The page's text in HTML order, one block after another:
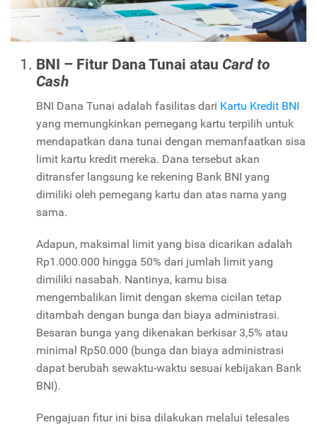
BNI – Fitur Dana Tunai atau Card to
Cash
BNI Dana Tunai adalah fasilitas dari Kartu Kredit BNI
yang memungkinkan pemegang kartu terpilih untuk
mendapatkan dana tunai dengan memanfaatkan sisa
limit kartu kredit mereka. Dana tersebut akan
ditransfer langsung ke rekening Bank BNI yang
dimiliki oleh pemegang kartu dan atas nama yang
sama.
Adapun, maksimal limit yang bisa dicarikan adalah
Rp1.000.000 hingga 50% dari jumlah limit yang
dimiliki nasabah. Nantinya, kamu bisa
mengembalikan limit dengan skema cicilan tetap
ditambah dengan bunga dan biaya administrasi.
Besaran bunga yang dikenakan berkisar 3,5% atau
minimal Rp50.000 (bunga dan biaya administrasi
dapat berubah sewaktu-waktu sesuai kebijakan Bank
BNI).
Pengajuan fitur ini bisa dilakukan melalui telesales